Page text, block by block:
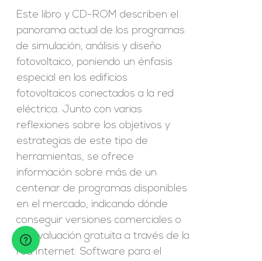
Este libro y CD-ROM describen el
panorama actual de los programas
de simulación, análisis y diseño
fotovoltaico, poniendo un énfasis
especial en los edificios
fotovoltaicos conectados a la red
eléctrica. Junto con varias
reflexiones sobre los objetivos y
estrategias de este tipo de
herramientas, se ofrece
información sobre más de un
centenar de programas disponibles
en el mercado, indicando dónde
conseguir versiones comerciales o
de evaluación gratuita a través de la
red Internet: Software para el